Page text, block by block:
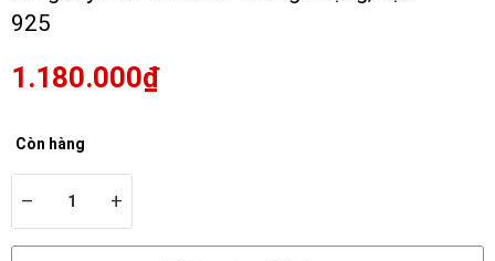
925
1.180.000₫
Còn hàng
– +